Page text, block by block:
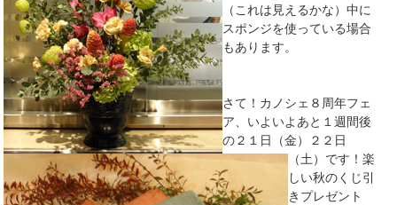
（これは見えるかな）中に
スポンジを使っている場合
もあります。
さて！カノシェ８周年フェ
ア、いよいよあと１週間後
の２１日（金）２２日
（土）です！楽
しい秋のくじ引
きプレゼント